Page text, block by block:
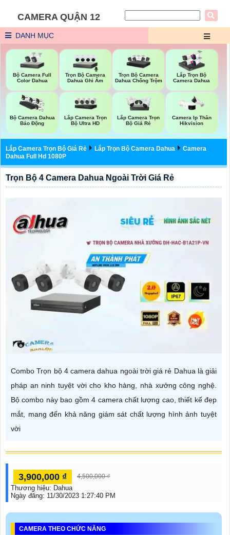
CAMERA QUẬN 12
DANH MỤC
Bộ Camera Full
Color Dahua
Trọn Bộ Camera
Dahua Ghi Âm
Trọn Bộ Camera
Dahua Chống Trộm
Lắp Trọn Bộ
Camera Dahua
Bộ Camera Dahua
Báo Động
Lắp Camera Trọn
Bộ Ultra HD
Lắp Camera Trọn
Bộ Giá Rẻ
Camera Ip Thân
Hikvision
Lắp Camera Trọn Bộ Giá Rẻ Lắp Trọn Bộ Camera Dahua
Camera
Dahua Full Hd 1080P
Trọn Bộ 4 Camera Dahua Ngoài Trời Giá Rẻ
Combo Trọn bộ 4 camera dahua ngoài trời giá rẻ Dahua là giải
pháp an ninh tuyệt vời cho kho hàng, nhà xưởng công nghệ.
Bộ combo này bao gồm 4 camera chất lượng cao, thiết kế đẹp
mắt, mang đến khả năng giám sát chất lượng hình ảnh tuyệt
vời
3,900,000 ₫ 4,500,000 ₫
Thương hiệu: Dahua
Ngày đăng: 11/30/2023 1:27:40 PM
CAMERA THEO CHỨC NĂNG